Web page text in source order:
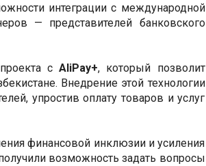
интеграции с международной
— представителей банковского
проекта сAliPay+, который позволит
Внедрение этой технологии
упростив оплату товаров и услуг
финансовой инклюзии и усиления
возможность задать вопросы